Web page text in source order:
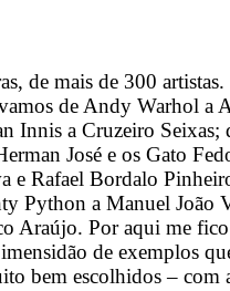
de mais de 300
de Andy Warhol a
Innis a Cruzeiro Seixas;
José e os Gato
e Rafael Bordalo
Python a Manuel João
Araújo. Por aqui me
de exemplos
bem escolhidos – com